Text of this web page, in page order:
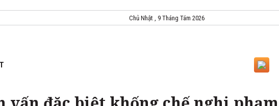
Chủ Nhật , 9 Tháng Tám 2026